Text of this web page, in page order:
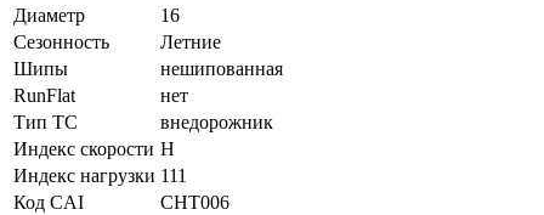
Диаметр
16
Сезонность
Летние
Шипы
нешипованная
RunFlat
нет
Тип ТС
внедорожник
Индекс скорости H
Индекс нагрузки 111
Код CAI
CHT006